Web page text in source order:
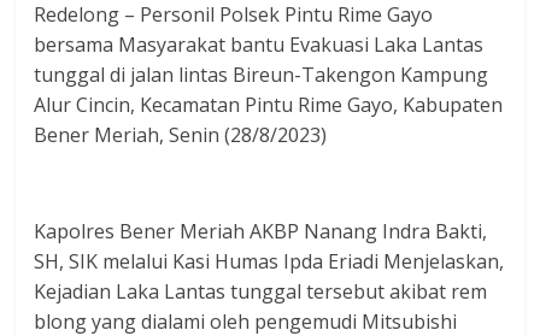
Redelong – Personil Polsek Pintu Rime Gayo
bersama Masyarakat bantu Evakuasi Laka Lantas
tunggal di jalan lintas Bireun-Takengon Kampung
Alur Cincin, Kecamatan Pintu Rime Gayo, Kabupaten
Bener Meriah, Senin (28/8/2023)
Kapolres Bener Meriah AKBP Nanang Indra Bakti,
SH, SIK melalui Kasi Humas Ipda Eriadi Menjelaskan,
Kejadian Laka Lantas tunggal tersebut akibat rem
blong yang dialami oleh pengemudi Mitsubishi